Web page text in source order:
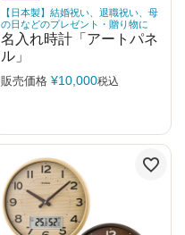
【日本製】結婚祝い、退職祝い、母
の日などのプレゼント・贈り物に
名入れ時計「アートパネ
ル」
販売価格 ¥10,000税込